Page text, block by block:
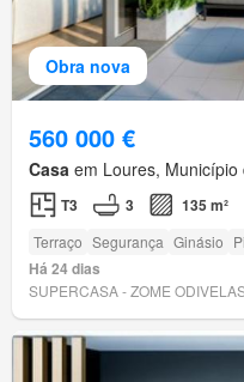
Obra nova
560 000 €
Casa em Loures,
T3 3 135 m²
Terraço Segurança Ginásio
Há 24 dias
SUPERCASA - ZOME